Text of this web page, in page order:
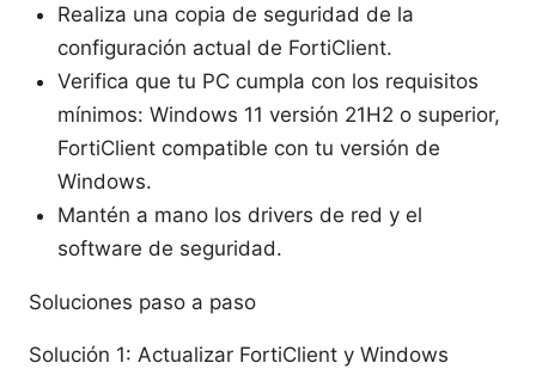
Realiza una copia de seguridad de la
configuración actual de FortiClient.
Verifica que tu PC cumpla con los requisitos
mínimos: Windows 11 versión 21H2 o superior,
FortiClient compatible con tu versión de
Windows.
Mantén a mano los drivers de red y el
software de seguridad.
Soluciones paso a paso
Solución 1: Actualizar FortiClient y Windows